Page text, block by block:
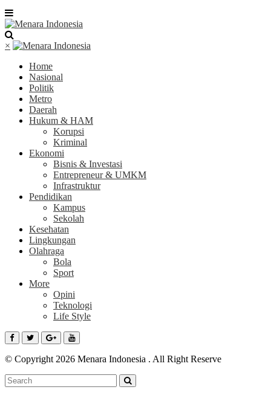
×
Home
Nasional
Politik
Metro
Daerah
Hukum & HAM
Korupsi
Kriminal
Ekonomi
Bisnis & Investasi
Entrepreneur & UMKM
Infrastruktur
Pendidikan
Kampus
Sekolah
Kesehatan
Lingkungan
Olahraga
Bola
Sport
More
Opini
Teknologi
Life Style
© Copyright 2026 Menara Indonesia . All Right Reserve